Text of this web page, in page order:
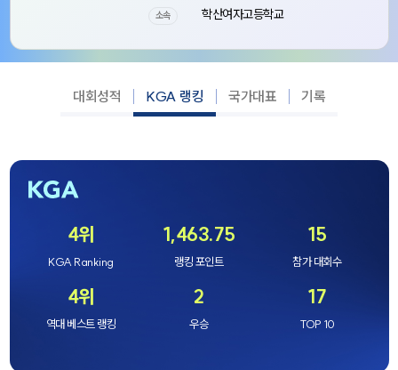
소속 학산여자고등학교
대회성적 KGA 랭킹 국가대표 기록
4위
KGA Ranking
1,463.75
랭킹 포인트
15
참가 대회수
4위
역대 베스트 랭킹
2
우승
17
TOP 10